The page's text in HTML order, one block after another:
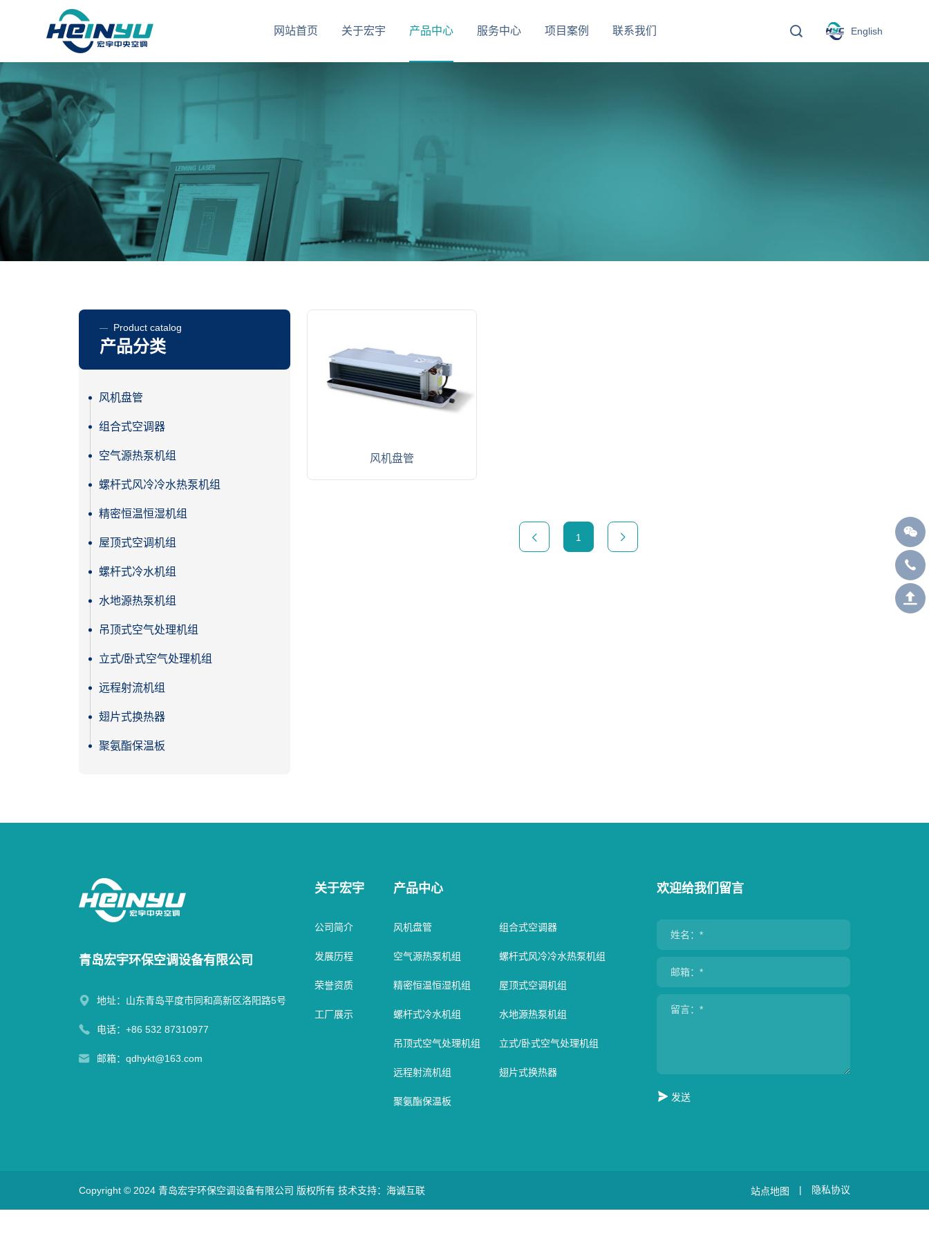
网站首页 关于宏宇 产品中心 服务中心 项目案例 联系我们 English
盘
管
机
组
Product catalog
产品分类
风机盘管
组合式空调器
空气源热泵机组
螺杆式风冷冷水热泵机组
精密恒温恒湿机组
屋顶式空调机组
螺杆式冷水机组
水地源热泵机组
吊顶式空气处理机组
立式/卧式空气处理机组
远程射流机组
翅片式换热器
聚氨酯保温板
风机盘管
1
青岛宏宇环保空调设备有限公司
地址：山东青岛平度市同和高新区洛阳路5号
电话： +86 532 87310977
邮箱： qdhykt@163.com
关于宏宇
公司简介
发展历程
荣誉资质
工厂展示
产品中心
风机盘管 组合式空调器
空气源热泵机组 螺杆式风冷冷水热泵机组
精密恒温恒湿机组 屋顶式空调机组
螺杆式冷水机组 水地源热泵机组
吊顶式空气处理机组 立式/卧式空气处理机组
远程射流机组 翅片式换热器
聚氨酯保温板
欢迎给我们留言
发送
Copyright © 2024 青岛宏宇环保空调设备有限公司 版权所有 技术支持：海诚互联 站点地图 | 隐私协议